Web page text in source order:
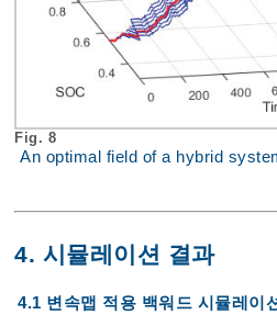
Fig. 8
An optimal field of a hybrid
4. 시뮬레이션 결과
4.1 변속맵 적용 백워드 시뮬레이